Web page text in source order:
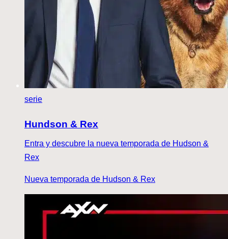
serie
Hundson & Rex
Entra y descubre la nueva temporada de Hudson &
Rex
Nueva temporada de Hudson & Rex